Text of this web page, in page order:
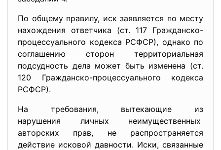
По общему правилу, иск заявляется по месту
нахождения ответчика (ст. 117 Гражданско-
процессуального кодекса РСФСР), однако по
соглашению сторон территориальная
подсудность дела может быть изменена (ст.
120 Гражданско-процессуального кодекса
РСФСР).
На требования, вытекающие из
нарушения личных неимущественных
авторских прав, не распространяется
действие исковой давности. Иски, связанные